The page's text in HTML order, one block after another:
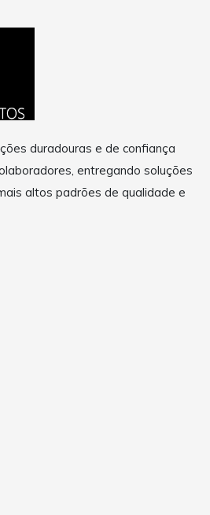
duradouras e de confiança
entregando soluções
altos padrões de qualidade e